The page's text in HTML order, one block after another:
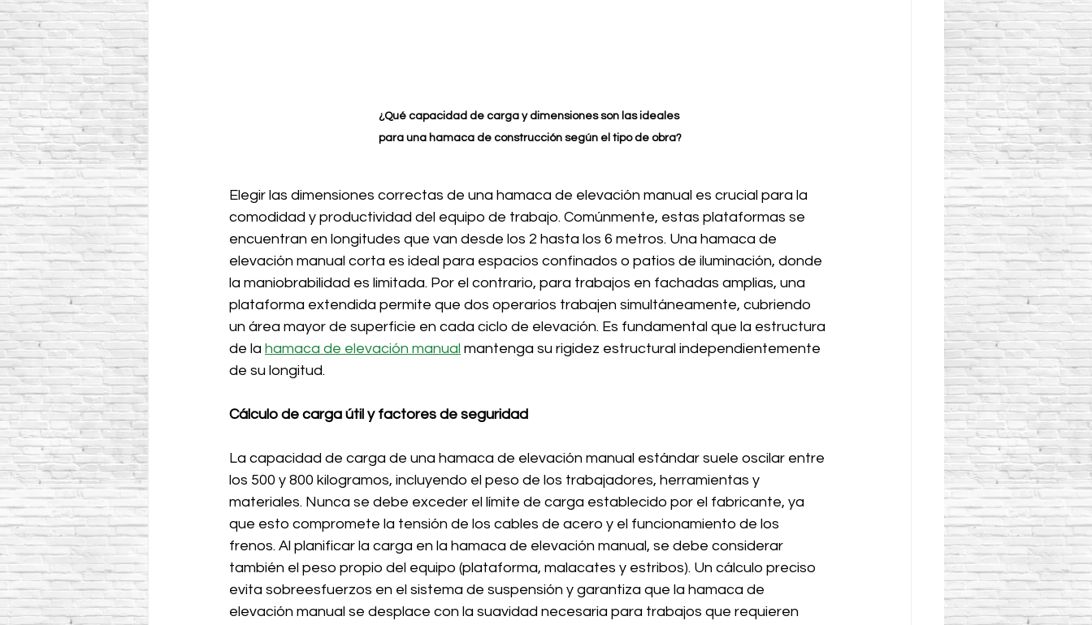
¿Qué capacidad de carga y dimensiones son las ideales
para una hamaca de construcción según el tipo de obra?
Elegir las dimensiones correctas de una hamaca de elevación manual es crucial para la
comodidad y productividad del equipo de trabajo. Comúnmente, estas plataformas se
encuentran en longitudes que van desde los 2 hasta los 6 metros. Una hamaca de
elevación manual corta es ideal para espacios confinados o patios de iluminación, donde
la maniobrabilidad es limitada. Por el contrario, para trabajos en fachadas amplias, una
plataforma extendida permite que dos operarios trabajen simultáneamente, cubriendo
un área mayor de superficie en cada ciclo de elevación. Es fundamental que la estructura
de la hamaca de elevación manual mantenga su rigidez estructural independientemente
de su longitud.
Cálculo de carga útil y factores de seguridad
La capacidad de carga de una hamaca de elevación manual estándar suele oscilar entre
los 500 y 800 kilogramos, incluyendo el peso de los trabajadores, herramientas y
materiales. Nunca se debe exceder el límite de carga establecido por el fabricante, ya
que esto compromete la tensión de los cables de acero y el funcionamiento de los
frenos. Al planificar la carga en la hamaca de elevación manual, se debe considerar
también el peso propio del equipo (plataforma, malacates y estribos). Un cálculo preciso
evita sobreesfuerzos en el sistema de suspensión y garantiza que la hamaca de
elevación manual se desplace con la suavidad necesaria para trabajos que requieren